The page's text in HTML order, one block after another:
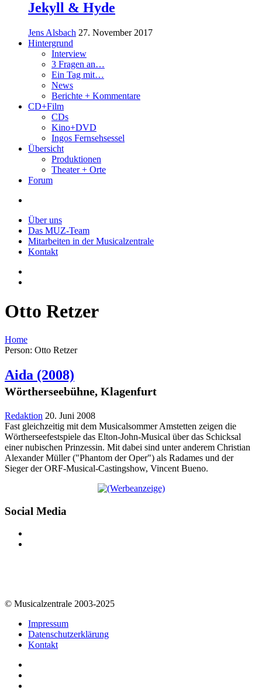
Jekyll & Hyde
Jens Alsbach 27. November 2017
Hintergrund
Interview
3 Fragen an…
Ein Tag mit…
News
Berichte + Kommentare
CD+Film
CDs
Kino+DVD
Ingos Fernsehsessel
Übersicht
Produktionen
Theater + Orte
Forum
Über uns
Das MUZ-Team
Mitarbeiten in der Musicalzentrale
Kontakt
Otto Retzer
Home
Person: Otto Retzer
Aida (2008)
Wörtherseebühne, Klagenfurt
Redaktion 20. Juni 2008
Fast gleichzeitig mit dem Musicalsommer Amstetten zeigen die
Wörtherseefestspiele das Elton-John-Musical über das Schicksal
einer nubischen Prinzessin. Mit dabei sind unter anderem Christian
Alexander Müller ("Phantom der Oper") als Radames und der
Sieger der ORF-Musical-Castingshow, Vincent Bueno.
Social Media
© Musicalzentrale 2003-2025
Impressum
Datenschutzerklärung
Kontakt